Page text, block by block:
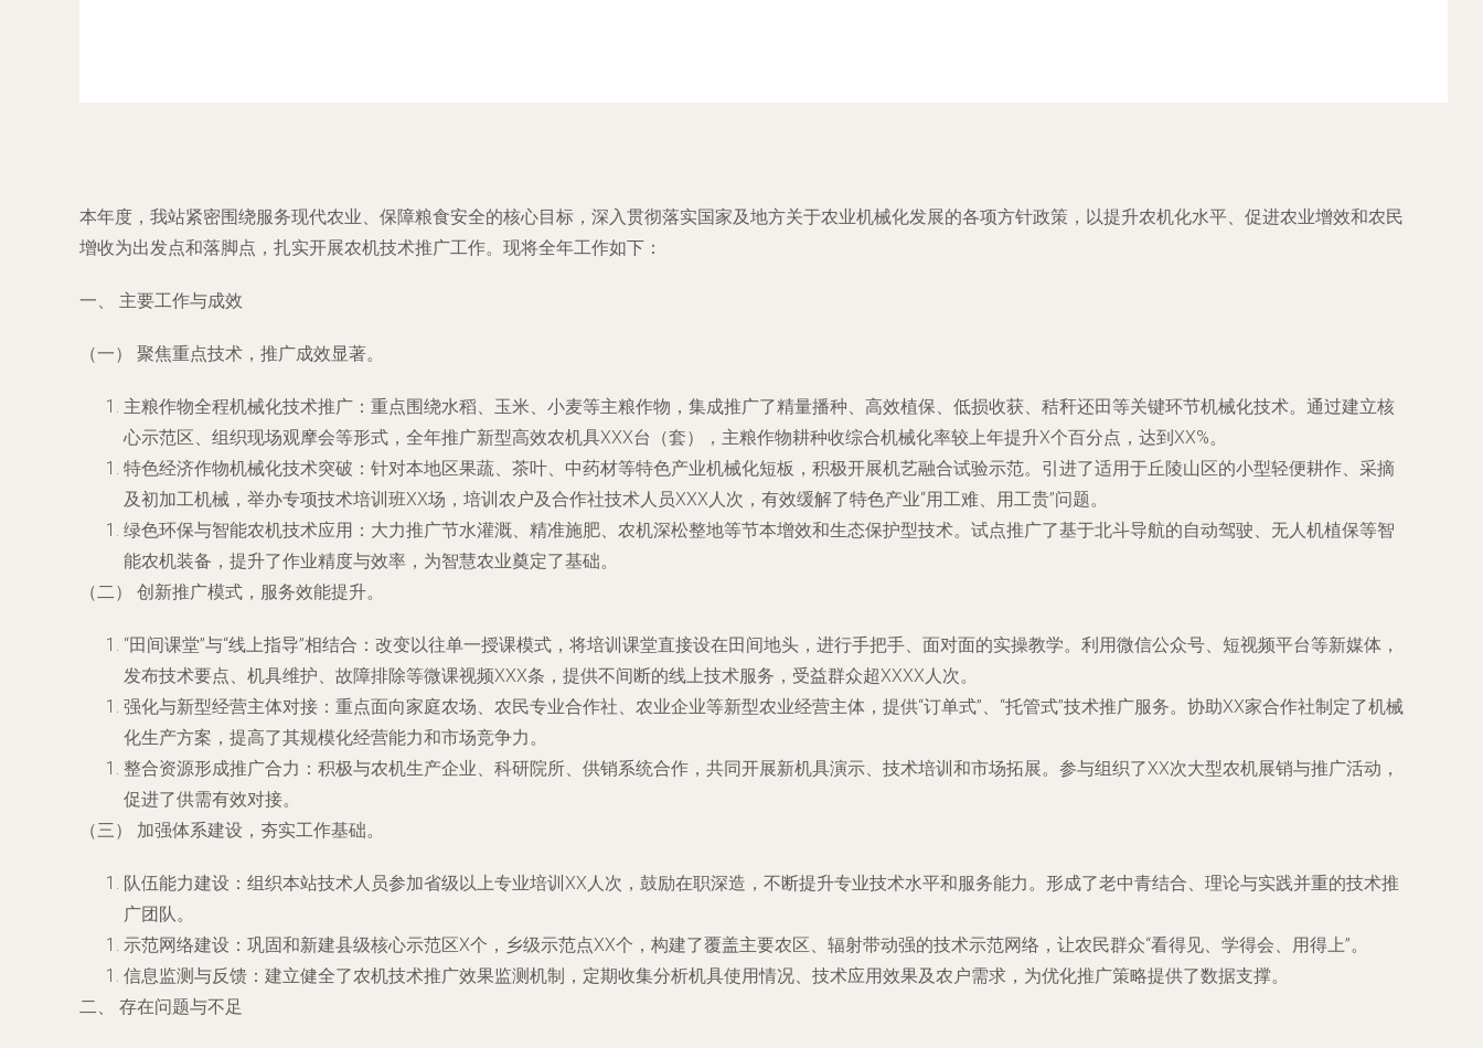
本年度，我站紧密围绕服务现代农业、保障粮食安全的核心目标，深入贯彻落实国家及地方关于农业机械化发展的各项方针政策，以提升农机化水平、促进农业增效和农民
增收为出发点和落脚点，扎实开展农机技术推广工作。现将全年工作如下：
一、 主要工作与成效
（一） 聚焦重点技术，推广成效显著。
主粮作物全程机械化技术推广：重点围绕水稻、玉米、小麦等主粮作物，集成推广了精量播种、高效植保、低损收获、秸秆还田等关键环节机械化技术。通过建立核
心示范区、组织现场观摩会等形式，全年推广新型高效农机具XXX台（套），主粮作物耕种收综合机械化率较上年提升X个百分点，达到XX%。
特色经济作物机械化技术突破：针对本地区果蔬、茶叶、中药材等特色产业机械化短板，积极开展机艺融合试验示范。引进了适用于丘陵山区的小型轻便耕作、采摘
及初加工机械，举办专项技术培训班XX场，培训农户及合作社技术人员XXX人次，有效缓解了特色产业“用工难、用工贵”问题。
绿色环保与智能农机技术应用：大力推广节水灌溉、精准施肥、农机深松整地等节本增效和生态保护型技术。试点推广了基于北斗导航的自动驾驶、无人机植保等智
能农机装备，提升了作业精度与效率，为智慧农业奠定了基础。
（二） 创新推广模式，服务效能提升。
“田间课堂”与“线上指导”相结合：改变以往单一授课模式，将培训课堂直接设在田间地头，进行手把手、面对面的实操教学。利用微信公众号、短视频平台等新媒体，
发布技术要点、机具维护、故障排除等微课视频XXX条，提供不间断的线上技术服务，受益群众超XXXX人次。
强化与新型经营主体对接：重点面向家庭农场、农民专业合作社、农业企业等新型农业经营主体，提供“订单式”、“托管式”技术推广服务。协助XX家合作社制定了机械
化生产方案，提高了其规模化经营能力和市场竞争力。
整合资源形成推广合力：积极与农机生产企业、科研院所、供销系统合作，共同开展新机具演示、技术培训和市场拓展。参与组织了XX次大型农机展销与推广活动，
促进了供需有效对接。
（三） 加强体系建设，夯实工作基础。
队伍能力建设：组织本站技术人员参加省级以上专业培训XX人次，鼓励在职深造，不断提升专业技术水平和服务能力。形成了老中青结合、理论与实践并重的技术推
广团队。
示范网络建设：巩固和新建县级核心示范区X个，乡级示范点XX个，构建了覆盖主要农区、辐射带动强的技术示范网络，让农民群众“看得见、学得会、用得上”。
信息监测与反馈：建立健全了农机技术推广效果监测机制，定期收集分析机具使用情况、技术应用效果及农户需求，为优化推广策略提供了数据支撑。
二、 存在问题与不足